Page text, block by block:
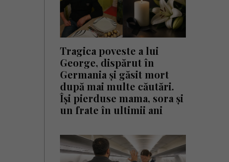
Tragica poveste a lui
George, dispărut în
Germania și găsit mort
după mai multe căutări.
Își pierduse mama, sora și
un frate în ultimii ani